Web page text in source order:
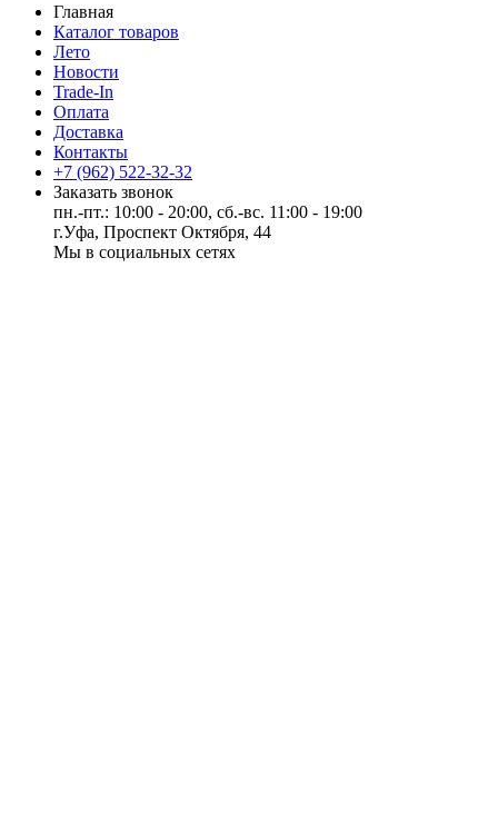
Главная
Каталог товаров
Лето
Новости
Trade-In
Оплата
Доставка
Контакты
+7 (962) 522-32-32
Заказать звонок
пн.-пт.: 10:00 - 20:00, сб.-вс. 11:00 - 19:00
г.Уфа, Проспект Октября, 44
Мы в социальных сетях